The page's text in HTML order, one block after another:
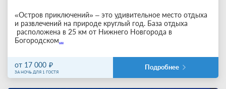
«Остров приключений» – это удивительное место отдыха
и развлечений на природе круглый год. База отдыха
расположена в 25 км от Нижнего Новгорода в
Богородском...
от 17 000
ЗА НОЧЬ ДЛЯ 1 ГОСТЯ
Подробнее